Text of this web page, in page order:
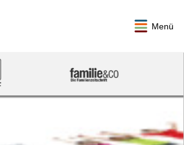
Menü